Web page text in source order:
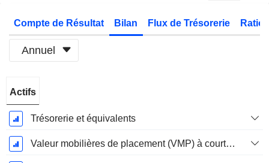
Compte de Résultat Bilan Flux de Trésorerie
Annuel
Fiscale:
Décembre
Actifs
Trésorerie et équivalents
Valeur mobilières de placement (VMP) à court terme